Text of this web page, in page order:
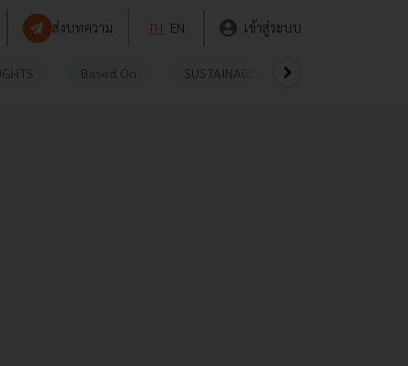
ส่งบทความ TH EN เข้าสู่ระบบ
Based On SUSTAINABLE